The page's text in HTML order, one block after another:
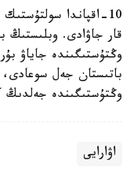
10-اقپاندا
قار جاۋادى. وبلىستىڭ
وڭتۇستىگىندە جاياۋ
باتىستان جەل سوعادى،
وڭتۇستىگىندە جەلدىڭ كۇشى - 15-20
اۋارايى